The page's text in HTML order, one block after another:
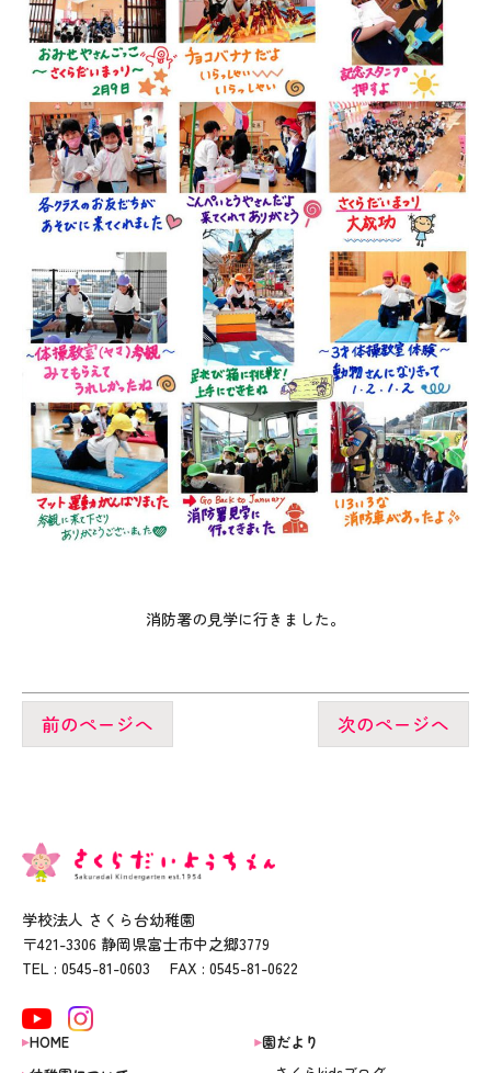
消防署の見学に行きました。
前のページへ 次のページへ
学校法人 さくら台幼稚園
〒421-3306 静岡県富士市中之郷3779
TEL : 0545-81-0603 FAX : 0545-81-0622
HOME
園だより